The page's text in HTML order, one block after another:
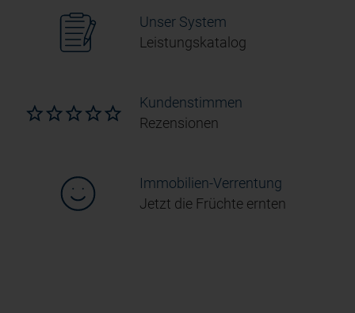
Unser System
Leistungskatalog
Kundenstimmen
Rezensionen
Immobilien-Verrentung
Jetzt die Früchte ernten